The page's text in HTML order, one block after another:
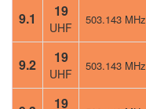
9.1 19
UHF
503.143 MHz
9.2 19
UHF
503.143 MHz
19